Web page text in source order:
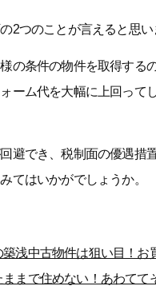
2つのことが言えると思い
の条件の物件を取得する
ォーム代を大幅に上回っ
避でき、税制面の優遇措
てはいかがでしょうか。
浅中古物件は狙い目！
まで住めない！あわてて